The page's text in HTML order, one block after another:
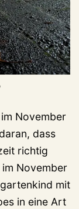
November
dass
richtig
November
mit
in eine Art